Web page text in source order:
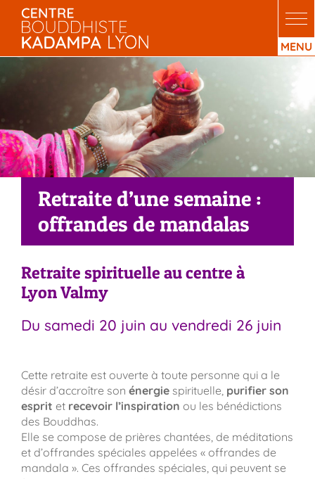
Passer
contenu
Retraite d’une semaine :
offrandes de mandalas
Retraite spirituelle au centre à
Lyon Valmy
Du samedi 20 juin au vendredi 26 juin
Cette retraite est ouverte à toute personne qui a le
désir d’accroître son énergiespirituelle, purifier son
esprit et recevoir l’inspiration ou les bénédictions
des Bouddhas.
Elle se compose de prières chantées, de méditations
et d’offrandes spéciales appelées « offrandes de
mandala ». Ces offrandes spéciales, qui peuvent se